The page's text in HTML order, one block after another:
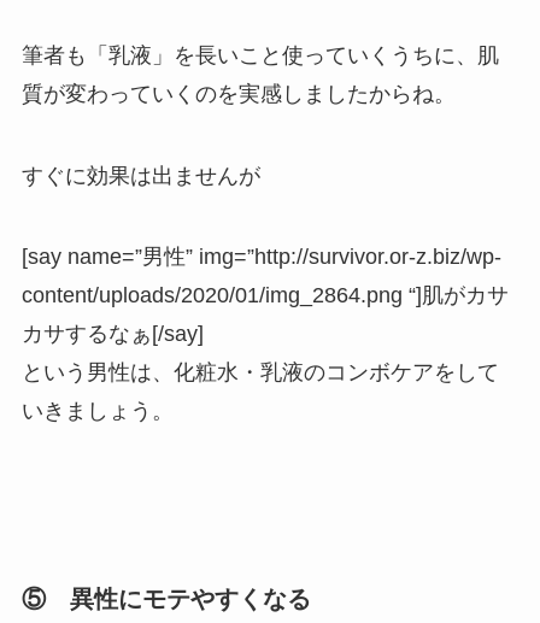
筆者も「乳液」を長いこと使っていくうちに、肌
質が変わっていくのを実感しましたからね。
すぐに効果は出ませんが
[say name=”男性” img=”http://survivor.or-z.biz/wp-
content/uploads/2020/01/img_2864.png “]肌がカサ
カサするなぁ[/say]
という男性は、化粧水・乳液のコンボケアをして
いきましょう。
⑤ 異性にモテやすくなる